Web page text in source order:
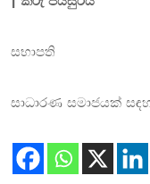
සභාපති
සාධාරණ සමාජයක්